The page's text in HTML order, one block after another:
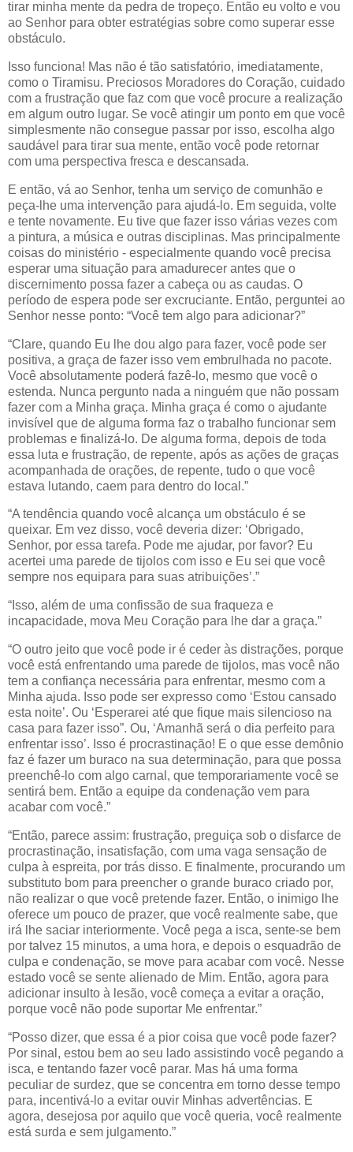
tirar minha mente da pedra de tropeço. Então eu volto e vou
ao Senhor para obter estratégias sobre como superar esse
obstáculo.
Isso funciona! Mas não é tão satisfatório, imediatamente,
como o Tiramisu. Preciosos Moradores do Coração, cuidado
com a frustração que faz com que você procure a realização
em algum outro lugar. Se você atingir um ponto em que você
simplesmente não consegue passar por isso, escolha algo
saudável para tirar sua mente, então você pode retornar
com uma perspectiva fresca e descansada.
E então, vá ao Senhor, tenha um serviço de comunhão e
peça-lhe uma intervenção para ajudá-lo. Em seguida, volte
e tente novamente. Eu tive que fazer isso várias vezes com
a pintura, a música e outras disciplinas. Mas principalmente
coisas do ministério - especialmente quando você precisa
esperar uma situação para amadurecer antes que o
discernimento possa fazer a cabeça ou as caudas. O
período de espera pode ser excruciante. Então, perguntei ao
Senhor nesse ponto: “Você tem algo para adicionar?”
“Clare, quando Eu lhe dou algo para fazer, você pode ser
positiva, a graça de fazer isso vem embrulhada no pacote.
Você absolutamente poderá fazê-lo, mesmo que você o
estenda. Nunca pergunto nada a ninguém que não possam
fazer com a Minha graça. Minha graça é como o ajudante
invisível que de alguma forma faz o trabalho funcionar sem
problemas e finalizá-lo. De alguma forma, depois de toda
essa luta e frustração, de repente, após as ações de graças
acompanhada de orações, de repente, tudo o que você
estava lutando, caem para dentro do local.”
“A tendência quando você alcança um obstáculo é se
queixar. Em vez disso, você deveria dizer: ‘Obrigado,
Senhor, por essa tarefa. Pode me ajudar, por favor? Eu
acertei uma parede de tijolos com isso e Eu sei que você
sempre nos equipara para suas atribuições’.”
“Isso, além de uma confissão de sua fraqueza e
incapacidade, mova Meu Coração para lhe dar a graça.”
“O outro jeito que você pode ir é ceder às distrações, porque
você está enfrentando uma parede de tijolos, mas você não
tem a confiança necessária para enfrentar, mesmo com a
Minha ajuda. Isso pode ser expresso como ‘Estou cansado
esta noite’. Ou ‘Esperarei até que fique mais silencioso na
casa para fazer isso”. Ou, ‘Amanhã será o dia perfeito para
enfrentar isso’. Isso é procrastinação! E o que esse demônio
faz é fazer um buraco na sua determinação, para que possa
preenchê-lo com algo carnal, que temporariamente você se
sentirá bem. Então a equipe da condenação vem para
acabar com você.”
“Então, parece assim: frustração, preguiça sob o disfarce de
procrastinação, insatisfação, com uma vaga sensação de
culpa à espreita, por trás disso. E finalmente, procurando um
substituto bom para preencher o grande buraco criado por,
não realizar o que você pretende fazer. Então, o inimigo lhe
oferece um pouco de prazer, que você realmente sabe, que
irá lhe saciar interiormente. Você pega a isca, sente-se bem
por talvez 15 minutos, a uma hora, e depois o esquadrão de
culpa e condenação, se move para acabar com você. Nesse
estado você se sente alienado de Mim. Então, agora para
adicionar insulto à lesão, você começa a evitar a oração,
porque você não pode suportar Me enfrentar.”
“Posso dizer, que essa é a pior coisa que você pode fazer?
Por sinal, estou bem ao seu lado assistindo você pegando a
isca, e tentando fazer você parar. Mas há uma forma
peculiar de surdez, que se concentra em torno desse tempo
para, incentivá-lo a evitar ouvir Minhas advertências. E
agora, desejosa por aquilo que você queria, você realmente
está surda e sem julgamento.”